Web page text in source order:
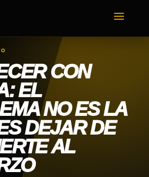
CON
EL
NO ES LA
DEJAR DE
AL